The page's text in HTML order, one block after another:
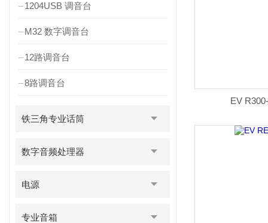
1204USB 调音台
M32 数字调音台
12路调音台
8路调音台
铁三角专业话筒
数字音频处理器
电源
专业音箱
EV